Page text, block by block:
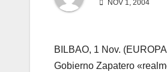
NOV 1, 2004
BILBAO, 1 Nov.
Gobierno Zapatero